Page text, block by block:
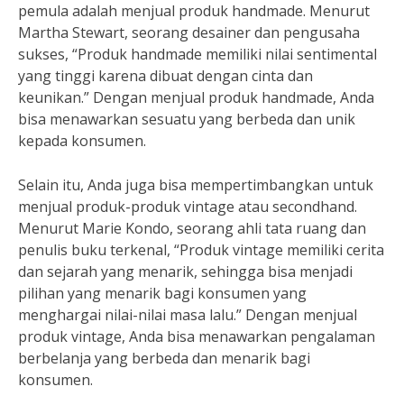
pemula adalah menjual produk handmade. Menurut
Martha Stewart, seorang desainer dan pengusaha
sukses, “Produk handmade memiliki nilai sentimental
yang tinggi karena dibuat dengan cinta dan
keunikan.” Dengan menjual produk handmade, Anda
bisa menawarkan sesuatu yang berbeda dan unik
kepada konsumen.
Selain itu, Anda juga bisa mempertimbangkan untuk
menjual produk-produk vintage atau secondhand.
Menurut Marie Kondo, seorang ahli tata ruang dan
penulis buku terkenal, “Produk vintage memiliki cerita
dan sejarah yang menarik, sehingga bisa menjadi
pilihan yang menarik bagi konsumen yang
menghargai nilai-nilai masa lalu.” Dengan menjual
produk vintage, Anda bisa menawarkan pengalaman
berbelanja yang berbeda dan menarik bagi
konsumen.